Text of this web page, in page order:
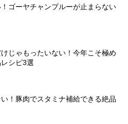
ゴーヤチャンプルーが止まらない
じゃもったいない！今年こそ極め
シピ3選
！豚肉でスタミナ補給できる絶品